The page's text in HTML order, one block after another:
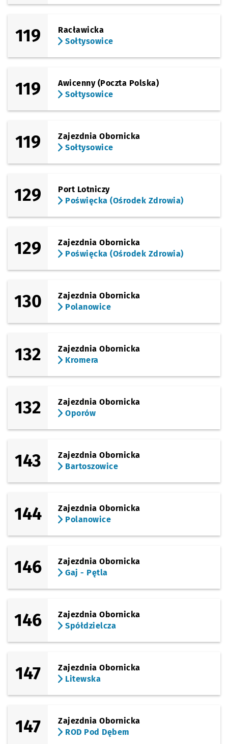
119
Racławicka
Sołtysowice
119
Awicenny (Poczta Polska)
Sołtysowice
119
Zajezdnia Obornicka
Sołtysowice
129
Port Lotniczy
Poświęcka (Ośrodek Zdrowia)
129
Zajezdnia Obornicka
Poświęcka (Ośrodek Zdrowia)
130
Zajezdnia Obornicka
Polanowice
132
Zajezdnia Obornicka
Kromera
132
Zajezdnia Obornicka
Oporów
143
Zajezdnia Obornicka
Bartoszowice
144
Zajezdnia Obornicka
Polanowice
146
Zajezdnia Obornicka
Gaj - Pętla
146
Zajezdnia Obornicka
Spółdzielcza
147
Zajezdnia Obornicka
Litewska
147
Zajezdnia Obornicka
ROD Pod Dębem